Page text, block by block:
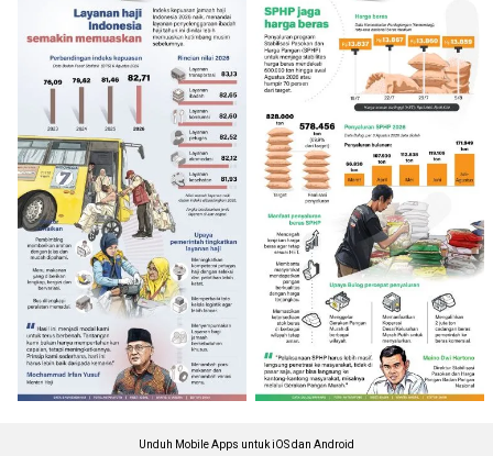
Unduh Mobile Apps untuk iOS dan Android